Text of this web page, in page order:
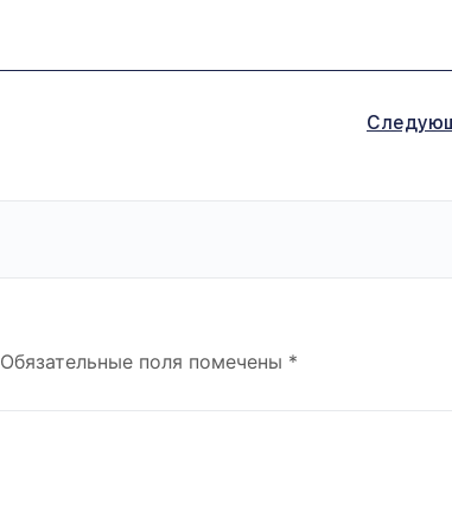
Обязательные поля помечены *